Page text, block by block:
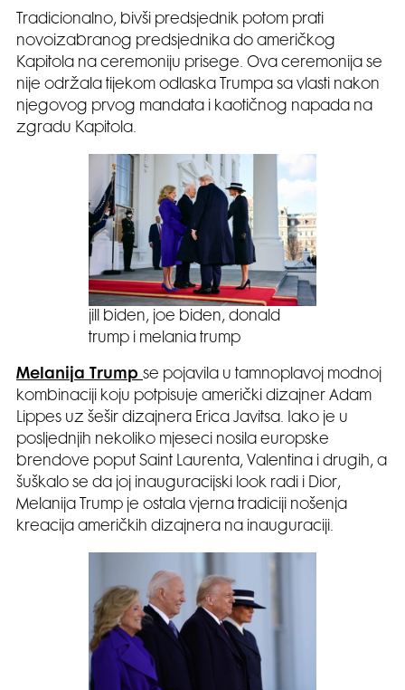
Tradicionalno, bivši predsjednik potom prati
novoizabranog predsjednika do američkog
Kapitola na ceremoniju prisege. Ova ceremonija se
nije održala tijekom odlaska Trumpa sa vlasti nakon
njegovog prvog mandata i kaotičnog napada na
zgradu Kapitola.
jill biden, joe biden, donald
trump i melania trump
Melanija Trump se pojavila u tamnoplavoj modnoj
kombinaciji koju potpisuje američki dizajner Adam
Lippes uz šešir dizajnera Erica Javitsa. Iako je u
posljednjih nekoliko mjeseci nosila europske
brendove poput Saint Laurenta, Valentina i drugih, a
šuškalo se da joj inauguracijski look radi i Dior,
Melanija Trump je ostala vjerna tradiciji nošenja
kreacija američkih dizajnera na inauguraciji.